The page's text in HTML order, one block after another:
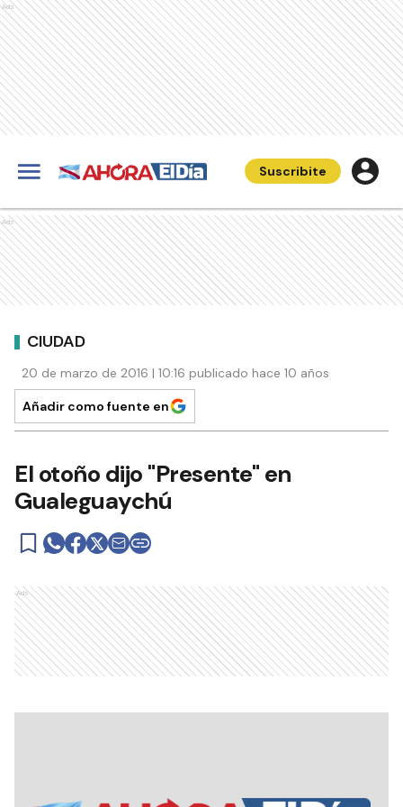
Ads
Suscribite
Ads
CIUDAD
20 de marzo de 2016 | 10:16 publicado hace 10 años
Añadir como fuente en
El otoño dijo "Presente" en
Gualeguaychú
Ads